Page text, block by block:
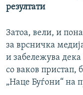
резултати
Затоа, вели, и
за врсничка
и забележува
со ваков пристап,
„Наце Буѓони“ на